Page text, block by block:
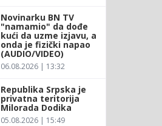
Novinarku BN TV
"namamio" da dođe
kući da uzme izjavu, a
onda je fizički napao
(AUDIO/VIDEO)
06.08.2026 | 13:32
Republika Srpska je
privatna teritorija
Milorada Dodika
05.08.2026 | 15:49